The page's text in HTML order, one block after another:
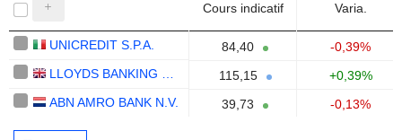
Cours indicatif Varia.
UNICREDIT S.P.A. 84,40
-0,39%
115,15
+0,39%
ABN AMRO BANK N.V.
39,73 -0,13%